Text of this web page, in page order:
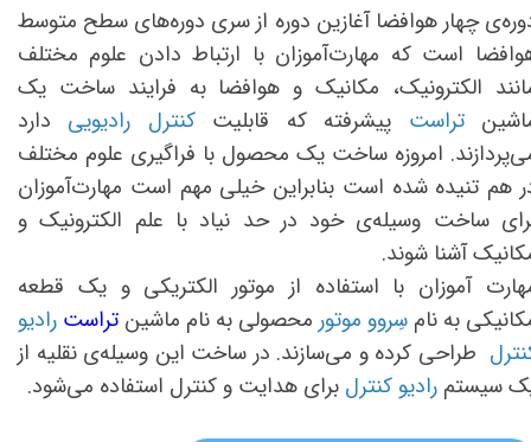
چهار هوافضا آغازین دوره‌ از سری دوره‌های سطح متوسط
است که مهارت‌آموزان با ارتباط دادن علوم مختلف
مانند الکترونیک‎، مکانیک و هوافضا به فرایند ساخت یک
تراست پیشرفته که قابلیتکنترل رادیویی دارد
امروزه ساخت یک محصول با فراگیری علوم مختلف
هم تنیده شده است بنابراین خیلی مهم است مهارت‌آموزان
ساخت وسیله‌ی خود در حد نیاد با علم الکترونیک و
آشنا شوند.
آموزان با استفاده از موتور الکتریکی و یک قطعه
به نام سِروو موتور محصولی به نام ماشین تراست رادیو
طراحی کرده و می‌سازند. در ساخت این وسیله‌ی نقلیه از
سیستم رادیو کنترل برای هدایت و کنترل استفاده می‌شود.